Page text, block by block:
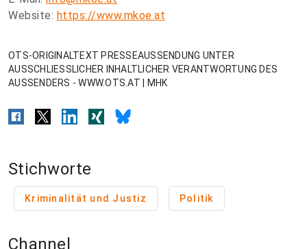
Website: https://www.mkoe.at
OTS-ORIGINALTEXT PRESSEAUSSENDUNG UNTER
AUSSCHLIESSLICHER INHALTLICHER VERANTWORTUNG DES
AUSSENDERS - WWW.OTS.AT | MHK
Stichworte
Kriminalität und Justiz Politik
Channel